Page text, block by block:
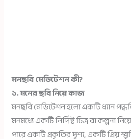
মনছবি মেডিটেশন কী?
১. মনের ছবি নিয়ে কাজ
মনছবি মেডিটেশন হলো একটি ধ্যান
মনমধ্যে একটি নির্দিষ্ট চিত্র বা কল্পনা
পারে একটি প্রকৃতির দৃশ্য, একটি প্রিয়